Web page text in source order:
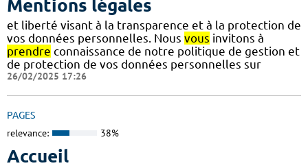
Mentions légales
et liberté visant à la transparence et à la protection de
vos données personnelles. Nous vous invitons à
prendre connaissance de notre politique de gestion et
de protection de vos données personnelles sur
26/02/2025 17:26
PAGES
relevance: 38%
Accueil